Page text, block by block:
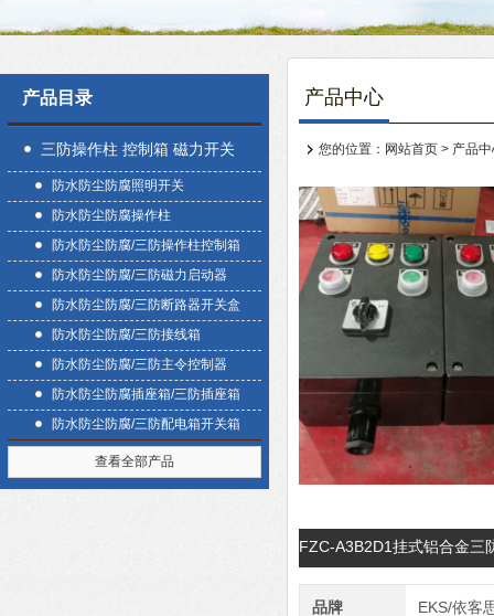
产品目录
三防操作柱 控制箱 磁力开关
盒防水防尘防腐照明开关
防水防尘防腐操作柱
防水防尘防腐/三防操作柱控制箱
防水防尘防腐/三防磁力启动器
防水防尘防腐/三防断路器开关盒
防水防尘防腐/三防接线箱
防水防尘防腐/三防主令控制器
防水防尘防腐插座箱/三防插座箱
防水防尘防腐/三防配电箱开关箱
查看全部产品
产品中心
您的位置： 网站首页 > 产品
FZC-A3B2D1挂式铝合金三
品牌 EKS/依客